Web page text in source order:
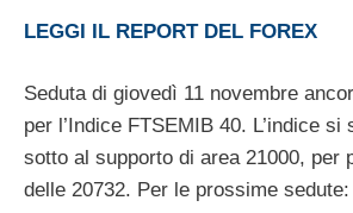
LEGGI IL REPORT DEL FOREX
Seduta di giovedì 11 novembre
per l’Indice FTSEMIB 40. L’indice si
sotto al supporto di area 21000, per
delle 20732. Per le prossime